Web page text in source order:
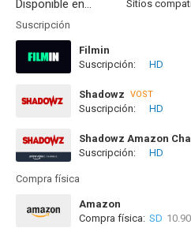
Disponible en...
Suscripción
Filmin
Disponible hasta el Dom,
Suscripción: HD
Shadowz VOST
Suscripción: HD
Shadowz Amazon
Suscripción:
HD
Compra física
Amazon
Compra física: SD